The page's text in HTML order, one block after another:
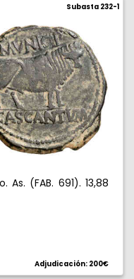
Subasta 232-1
(FAB. 691). 13,88
Adjudicación: 200€